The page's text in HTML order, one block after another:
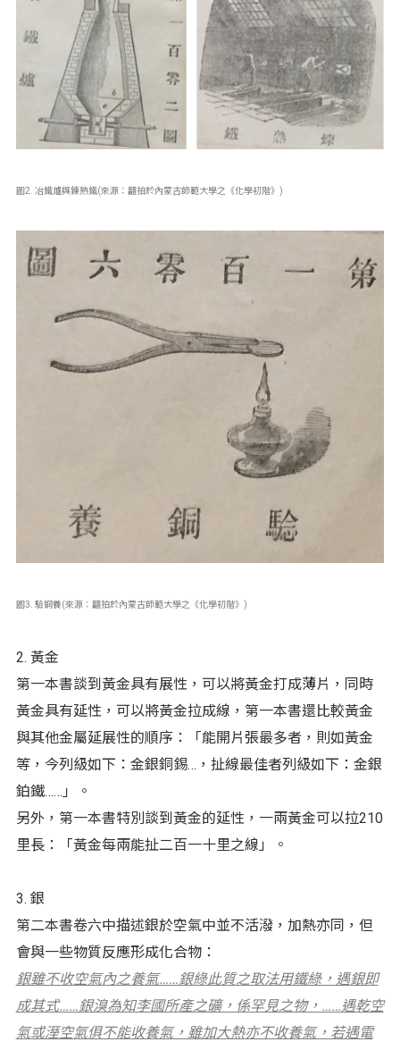
圖2. 冶鐵爐與鍊熟鐵(來源：翻拍於內蒙古師範大學之《化學初階》)
圖3. 驗銅養(來源：翻拍於內蒙古師範大學之《化學初階》)
2. 黃金
第一本書談到黃金具有展性，可以將黃金打成薄片，同時
黃金具有延性，可以將黃金拉成線，第一本書還比較黃金
與其他金屬延展性的順序：「能開片張最多者，則如黃金
等，今列級如下：金銀銅錫…，扯線最佳者列級如下：金銀
鉑鐵……」。
另外，第一本書特別談到黃金的延性，一兩黃金可以拉210
里長：「黃金每兩能扯二百一十里之線」。
3. 銀
第二本書卷六中描述銀於空氣中並不活潑，加熱亦同，但
會與一些物質反應形成化合物：
銀雖不收空氣內之養氣……銀綠此質之取法用鐵綠，遇銀即
成其式……銀溴為知李國所產之礦，係罕見之物，……遇乾空
氣或溼空氣俱不能收養氣，雖加大熱亦不收養氣，若遇電